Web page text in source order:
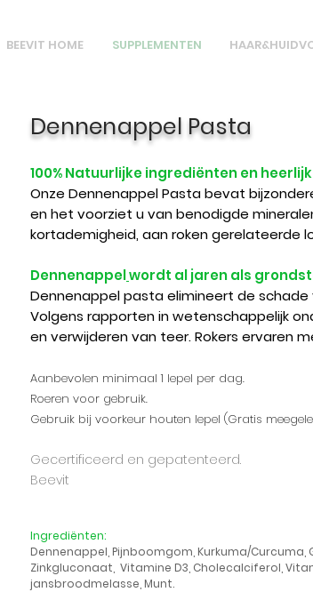
BEEVIT HOME SUPPLEMENTEN
Dennenappel Pasta
100% Natuurlijke ingrediënten en
Onze Dennenappel Pastabevat
en het voorziet u van benodigde
kortademigheid, aan roken gerelateerde
Dennenappelwordt al jaren als
Dennenappel pasta elimineert de
Volgens rapporten in wetenschappelijk
enverwijderen van teer. Rokers ervaren
Aanbevolen minimaal 1 lepel per dag.
Roeren voor gebruik.
Gebruik bij voorkeur houten lepel (Gratis
Gecertificeerd en gepatenteerd.
Beevit
Ingrediënten:
Dennenappel, Pijnboomgom, Kurkuma/Curcuma,
Zinkgluconaat, Vitamine D3, Cholecalciferol,
jansbroodmelasse, Munt.